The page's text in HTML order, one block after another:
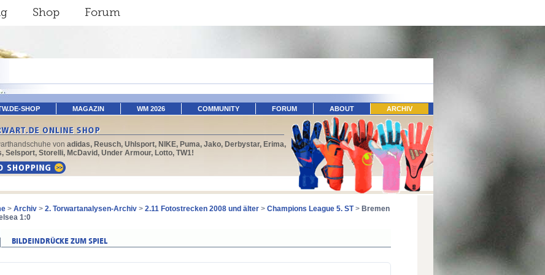
Shop Forum
SHOP MAGAZIN WM 2026 COMMUNITY FORUM ABOUT ARCHIV
von adidas, Reusch, Uhlsport, NIKE, Puma, Jako, Derbystar, Erima,
Selsport, Storelli, McDavid, Under Armour, Lotto, TW1!
> Archiv > 2. Torwartanalysen-Archiv > 2.11 Fotostrecken 2008 und älter > Champions League 5. ST> Bremen
1:0